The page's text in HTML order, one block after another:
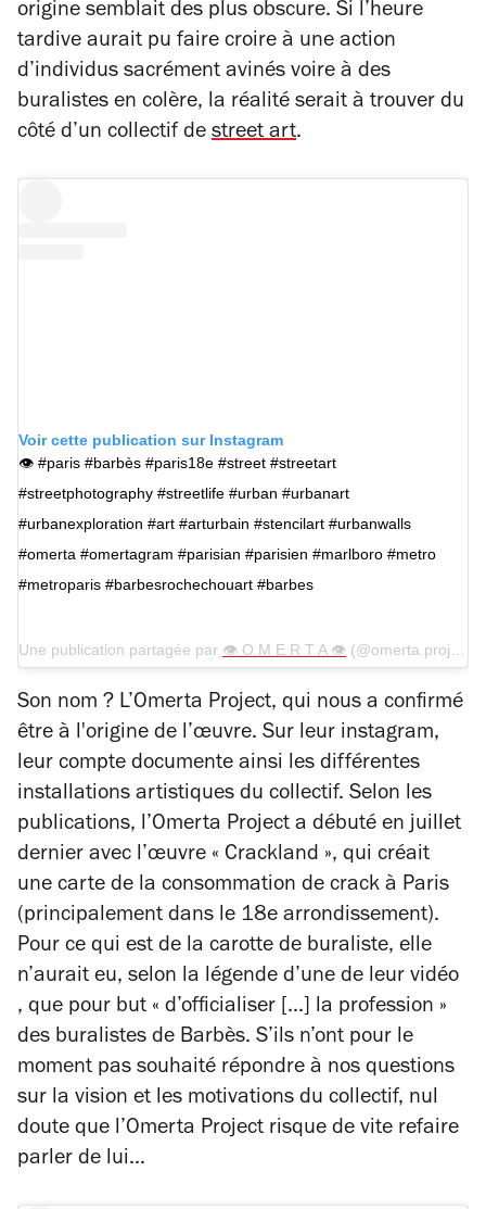
origine semblait des plus obscure. Si l’heure
tardive aurait pu faire croire à une action
d’individus sacrément avinés voire à des
buralistes en colère, la réalité serait à trouver du
côté d’un collectif de street art.
Voir cette publication sur Instagram
👁 #paris #barbès #paris18e #street #streetart
#streetphotography #streetlife #urban #urbanart
#urbanexploration #art #arturbain #stencilart #urbanwalls
#omerta #omertagram #parisian #parisien #marlboro #metro
#metroparis #barbesrochechouart #barbes
Une publication partagée par 👁 O M E R T A 👁 (@omerta.project) le
Son nom ? L’Omerta Project, qui nous a confirmé
être à l'origine de l’œuvre. Sur leur instagram,
leur compte documente ainsi les différentes
installations artistiques du collectif. Selon les
publications, l’Omerta Project a débuté en juillet
dernier avec l’œuvre « Crackland », qui créait
une carte de la consommation de crack à Paris
(principalement dans le 18e arrondissement).
Pour ce qui est de la carotte de buraliste, elle
n’aurait eu, selon la légende d’une de leur vidéo
, que pour but « d’officialiser [...] la profession »
des buralistes de Barbès. S’ils n’ont pour le
moment pas souhaité répondre à nos questions
sur la vision et les motivations du collectif, nul
doute que l’Omerta Project risque de vite refaire
parler de lui...